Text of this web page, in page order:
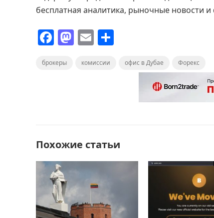
бесплатная аналитика, рыночные новости и
F
c
k
M
st
E
ai
т
ь
брокеры комиссии офис в Дубае Форекс
Похожие статьи